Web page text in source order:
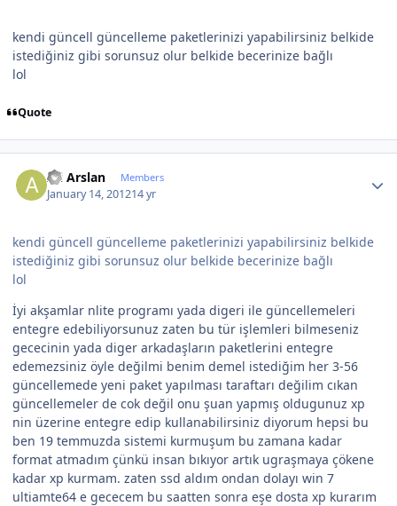
kendi güncell güncelleme paketlerinizi yapabilirsiniz belkide
istediğiniz gibi sorunsuz olur belkide becerinize bağlı
lol
Quote
Ali Arslan Members
January 14, 201214 yr
kendi güncell güncelleme paketlerinizi yapabilirsiniz belkide
istediğiniz gibi sorunsuz olur belkide becerinize bağlı
lol
İyi akşamlar nlite programı yada digeri ile güncellemeleri
entegre edebiliyorsunuz zaten bu tür işlemleri bilmeseniz
gececinin yada diger arkadaşların paketlerini entegre
edemezsiniz öyle değilmi benim demel istediğim her 3-56
güncellemede yeni paket yapılması taraftarı değilim cıkan
güncellemeler de cok değil onu şuan yapmış oldugunuz xp
nin üzerine entegre edip kullanabilirsiniz diyorum hepsi bu
ben 19 temmuzda sistemi kurmuşum bu zamana kadar
format atmadım çünkü insan bıkıyor artık ugraşmaya çökene
kadar xp kurmam. zaten ssd aldım ondan dolayı win 7
ultiamte64 e gececem bu saatten sonra eşe dosta xp kurarım